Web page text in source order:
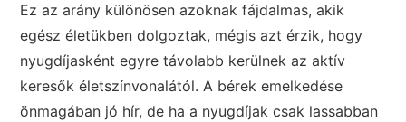
Ez az arány különösen azoknak fájdalmas, akik
egész életükben dolgoztak, mégis azt érzik, hogy
nyugdíjasként egyre távolabb kerülnek az aktív
keresők életszínvonalától. A bérek emelkedése
önmagában jó hír, de ha a nyugdíjak csak lassabban